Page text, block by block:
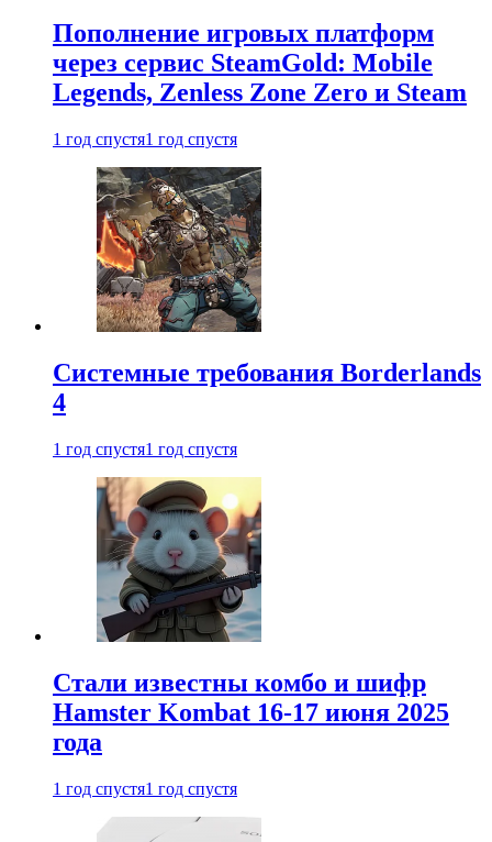
Пополнение игровых платформ
через сервис SteamGold: Mobile
Legends, Zenless Zone Zero и Steam
1 год спустя1 год спустя
Системные требования Borderlands
4
1 год спустя1 год спустя
Стали известны комбо и шифр
Hamster Kombat 16-17 июня 2025
года
1 год спустя1 год спустя